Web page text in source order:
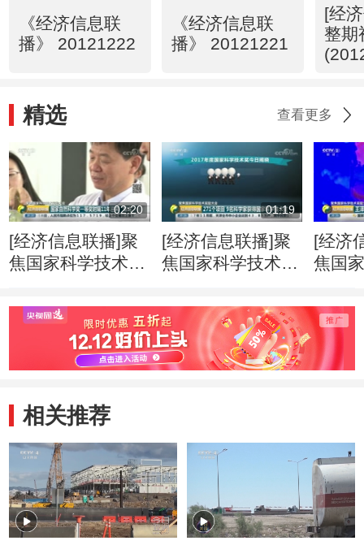
《经济信息联
播》 20121222
《经济信息联
播》 20121221
[经
整期
精选 查看更多
02:20
[经济信息联播]聚
焦国家科学技术奖
科学奖一等奖时隔
11年迎来“双响”
01:19
[经济信息联播]聚
焦国家科学技术奖
9名科学家获得国
家科学技术奖
[经济
焦国
云德
家最
相关推荐